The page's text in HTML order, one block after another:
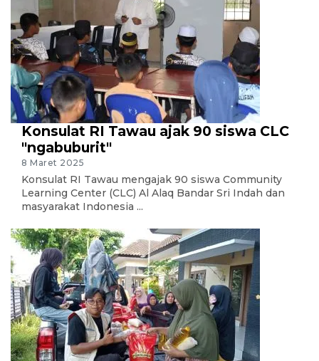
Konsulat RI Tawau ajak 90 siswa CLC
"ngabuburit"
8 Maret 2025
Konsulat RI Tawau mengajak 90 siswa Community
Learning Center (CLC) Al Alaq Bandar Sri Indah dan
masyarakat Indonesia ...